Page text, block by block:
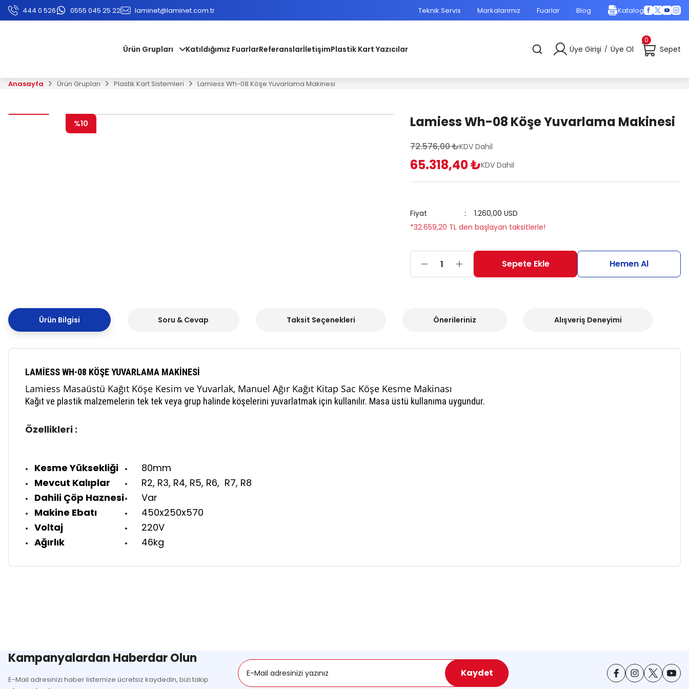
444 0 526 0555 045 25 22 laminet@laminet.com.tr Teknik Servis Markalarımız Fuarlar Blog Katalog
Ürün Grupları Katıldığımız FuarlarReferanslarİletişimPlastik Kart Yazıcılar Üye Girişi / Üye Ol Sepet
0
Anasayfa Ürün Grupları Plastik Kart Sistemleri Lamiess Wh-08 Köşe Yuvarlama Makinesi
%10 Lamiess Wh-08 Köşe Yuvarlama Makinesi
72.576,00 ₺KDV Dahil
65.318,40 ₺KDV Dahil
Fiyat
1.260,00 USD
*32.659,20 TL den başlayan taksitlerle!
Sepete Ekle Hemen Al
Ürün Bilgisi Soru & Cevap Taksit Seçenekleri Önerileriniz Alışveriş Deneyimi
LAMİESS WH-08 KÖŞE YUVARLAMA MAKİNESİ
Lamiess Masaüstü Kağıt Köşe Kesim ve Yuvarlak, Manuel Ağır Kağıt Kitap Sac Köşe Kesme Makinası
Kağıt ve plastik malzemelerin tek tek veya grup halinde köşelerini yuvarlatmak için kullanılır. Masa üstü kullanıma uygundur.
Özellikleri :
Kesme Yüksekliği
80mm
Mevcut Kalıplar
R2, R3, R4, R5, R6, R7, R8
Dahili Çöp Haznesi
Var
Makine Ebatı
450x250x570
Voltaj
220V
Ağırlık
46kg
Ürün bilgilerinde hatalar bulunuyor.
Ürün fiyatı diğer sitelerden daha pahalı.
Bu ürüne benzer farklı alternatifler olmalı.
Kampanyalardan Haberdar Olun
E-Mail adresinizi haber listemize ücretsiz kaydedin, bizi takip
Kaydet